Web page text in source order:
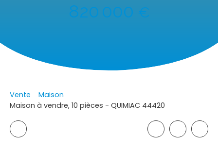
820 000 €
Vente
Maison
Maison à vendre, 10 pièces - QUIMIAC 44420